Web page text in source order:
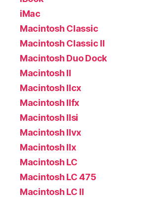
iMac
Macintosh Classic
Macintosh Classic II
Macintosh Duo Dock
Macintosh II
Macintosh IIcx
Macintosh IIfx
Macintosh IIsi
Macintosh IIvx
Macintosh IIx
Macintosh LC
Macintosh LC 475
Macintosh LC II